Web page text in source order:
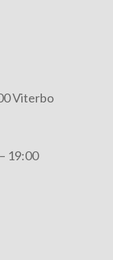
Viterbo
19:00